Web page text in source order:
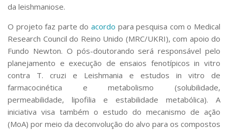
da leishmaniose.
O projeto faz parte do acordo para pesquisa com o Medical
Research Council do Reino Unido (MRC/UKRI), com apoio do
Fundo Newton. O pós-doutorando será responsável pelo
planejamento e execução de ensaios fenotípicosin vitro
contra T. cruzi e Leishmania e estudos in vitro de
farmacocinética e metabolismo (solubilidade,
permeabilidade, lipofilia e estabilidade metabólica). A
iniciativa visa também o estudo do mecanismo de ação
(MoA) por meio da deconvolução do alvo para os compostos